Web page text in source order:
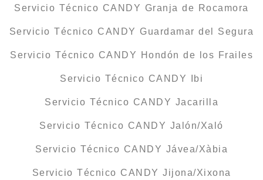
Servicio Técnico CANDY Granja de Rocamora
Servicio Técnico CANDY Guardamar del Segura
Servicio Técnico CANDY Hondón de los Frailes
Servicio Técnico CANDY Ibi
Servicio Técnico CANDY Jacarilla
Servicio Técnico CANDY Jalón/Xaló
Servicio Técnico CANDY Jávea/Xàbia
Servicio Técnico CANDY Jijona/Xixona